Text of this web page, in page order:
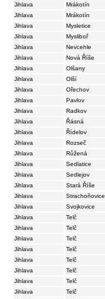
Jihlava
Mrákotín
Jihlava
Mrákotín
Jihlava
Mysletice
Jihlava
Mysliboř
Jihlava
Nevcehle
Jihlava
Nová Říše
Jihlava
Olšany
Jihlava
Olší
Jihlava
Ořechov
Jihlava
Pavlov
Jihlava
Radkov
Jihlava
Řásná
Jihlava
Řídelov
Jihlava
Rozseč
Jihlava
Růžená
Jihlava
Sedlatice
Jihlava
Sedlejov
Jihlava
Stará Říše
Jihlava
Strachoňovice
Jihlava
Svojkovice
Jihlava
Telč
Jihlava
Telč
Jihlava
Telč
Jihlava
Telč
Jihlava
Telč
Jihlava
Telč
Jihlava
Telč
Jihlava
Telč